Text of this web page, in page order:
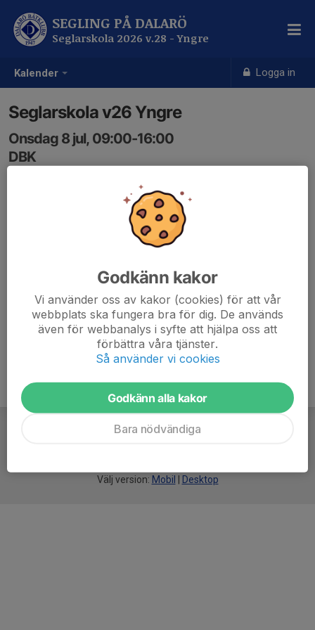
Kalender Logga in
SEGLING PÅ DALARÖ
Seglarskola 2026 v.28 - Yngre
Seglarskola v26 Yngre
Onsdag 8 jul, 09:00-16:00
DBK
Välj version: Mobil Desktop
Godkänn kakor
Vi använder oss av kakor (cookies) för att vår
webbplats ska fungera bra för dig. De används
även för webbanalys i syfte att hjälpa oss att
förbättra våra tjänster.
Så använder vi cookies
Godkänn alla kakor
Bara nödvändiga